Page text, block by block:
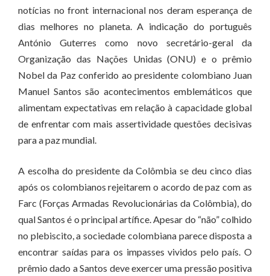
notícias no front internacional nos deram esperança de
dias melhores no planeta. A indicação do português
António Guterres como novo secretário-geral da
Organização das Nações Unidas (ONU) e o prêmio
Nobel da Paz conferido ao presidente colombiano Juan
Manuel Santos são acontecimentos emblemáticos que
alimentam expectativas em relação à capacidade global
de enfrentar com mais assertividade questões decisivas
para a paz mundial.
A escolha do presidente da Colômbia se deu cinco dias
após os colombianos rejeitarem o acordo de paz com as
Farc (Forças Armadas Revolucionárias da Colômbia), do
qual Santos é o principal artífice. Apesar do “não” colhido
no plebiscito, a sociedade colombiana parece disposta a
encontrar saídas para os impasses vividos pelo país. O
prêmio dado a Santos deve exercer uma pressão positiva